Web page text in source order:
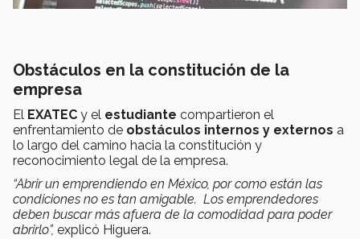
Obstáculos en la constitución de la
empresa
El EXATEC y el estudiante compartieron el
enfrentamiento de obstáculos internos y externos a
lo largo del camino hacia la constitución y
reconocimiento legal de la empresa.
“Abrir un emprendiendo en México, por como están las
condiciones no es tan amigable. Los emprendedores
deben buscar más afuera de la comodidad para poder
abrirlo”, explicó Higuera.